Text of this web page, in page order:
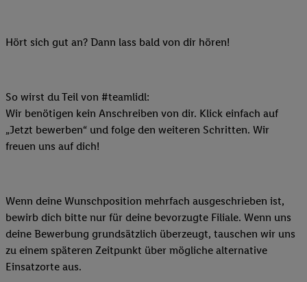
Hört sich gut an? Dann lass bald von dir hören!
So wirst du Teil von #teamlidl:
Wir benötigen kein Anschreiben von dir. Klick einfach auf
„Jetzt bewerben“ und folge den weiteren Schritten. Wir
freuen uns auf dich!
Wenn deine Wunschposition mehrfach ausgeschrieben ist,
bewirb dich bitte nur für deine bevorzugte Filiale. Wenn uns
deine Bewerbung grundsätzlich überzeugt, tauschen wir uns
zu einem späteren Zeitpunkt über mögliche alternative
Einsatzorte aus.